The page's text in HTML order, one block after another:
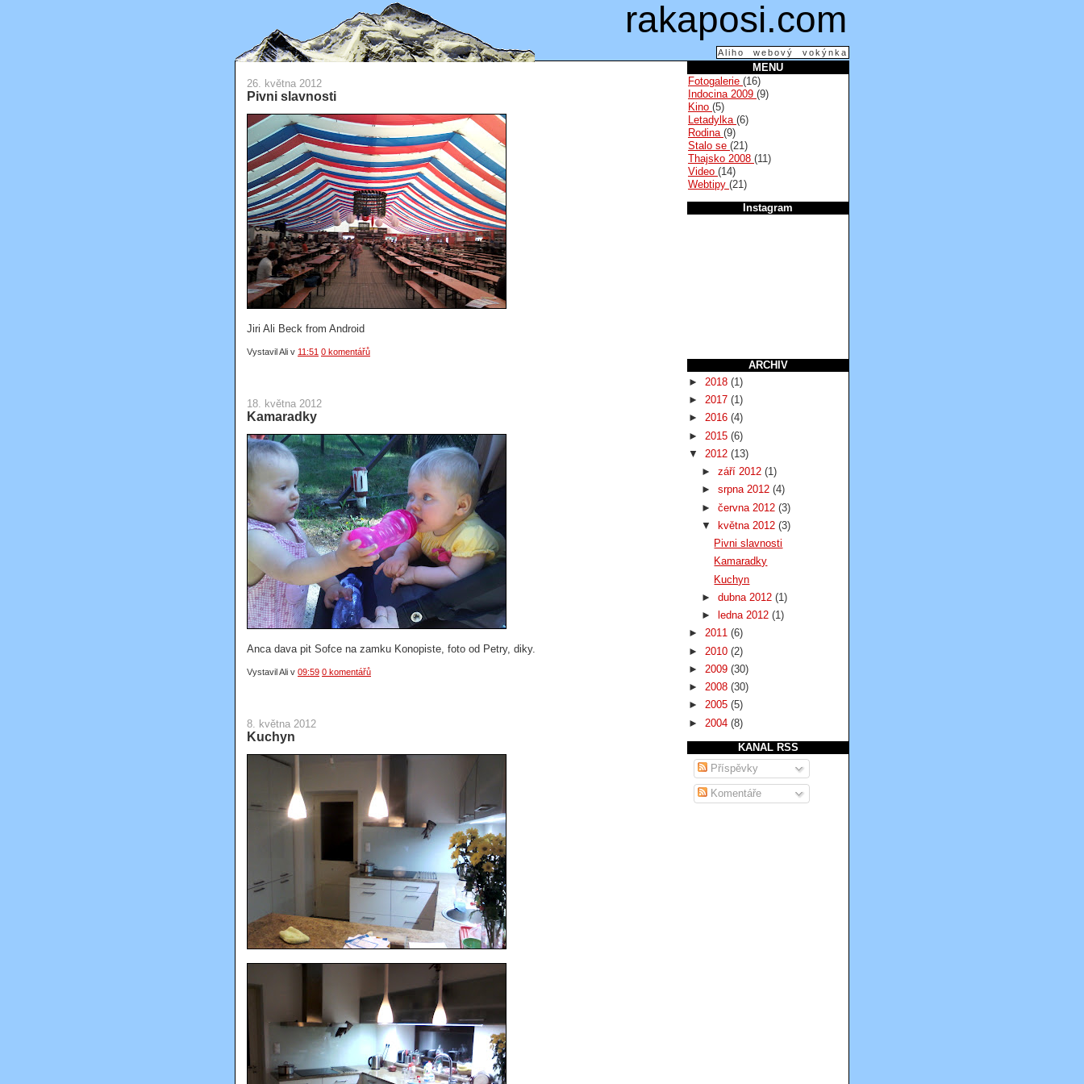
rakaposi.com
Aliho webový vokýnka
26. května 2012
Pivni slavnosti
Jiri Ali Beck from Android
Vystavil Ali v 11:51 0 komentářů
18. května 2012
Kamaradky
Anca dava pit Sofce na zamku Konopiste, foto od Petry, diky.
Vystavil Ali v 09:59 0 komentářů
8. května 2012
Kuchyn
MENU
Fotogalerie (16)
Indocina 2009 (9)
Kino (5)
Letadylka (6)
Rodina (9)
Stalo se (21)
Thajsko 2008 (11)
Video (14)
Webtipy (21)
Instagram
ARCHIV
► 2018 (1)
► 2017 (1)
► 2016 (4)
► 2015 (6)
▼ 2012 (13)
► září 2012 (1)
► srpna 2012 (4)
► června 2012 (3)
▼
května 2012 (3)
Pivni slavnosti
Kamaradky
Kuchyn
► dubna 2012 (1)
►
ledna 2012 (1)
► 2011 (6)
► 2010 (2)
► 2009 (30)
► 2008 (30)
► 2005 (5)
► 2004 (8)
KANAL RSS
Příspěvky
Komentáře